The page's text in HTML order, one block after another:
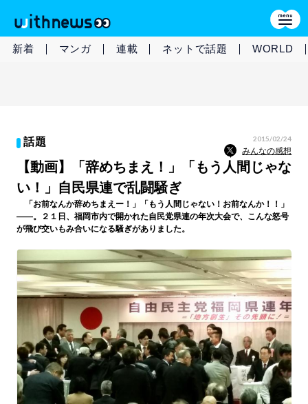
新着 マンガ 連載 ネットで話題 WORLD
話題 2015/02/24
みんなの感想
【動画】「辞めちまえ！」「もう人間じゃな
い！」自民県連で乱闘騒ぎ
「お前なんか辞めちまえー！」「もう人間じゃない！お前なんか！！」
――。２１日、福岡市内で開かれた自民党県連の年次大会で、こんな怒号
が飛び交いもみ合いになる騒ぎがありました。